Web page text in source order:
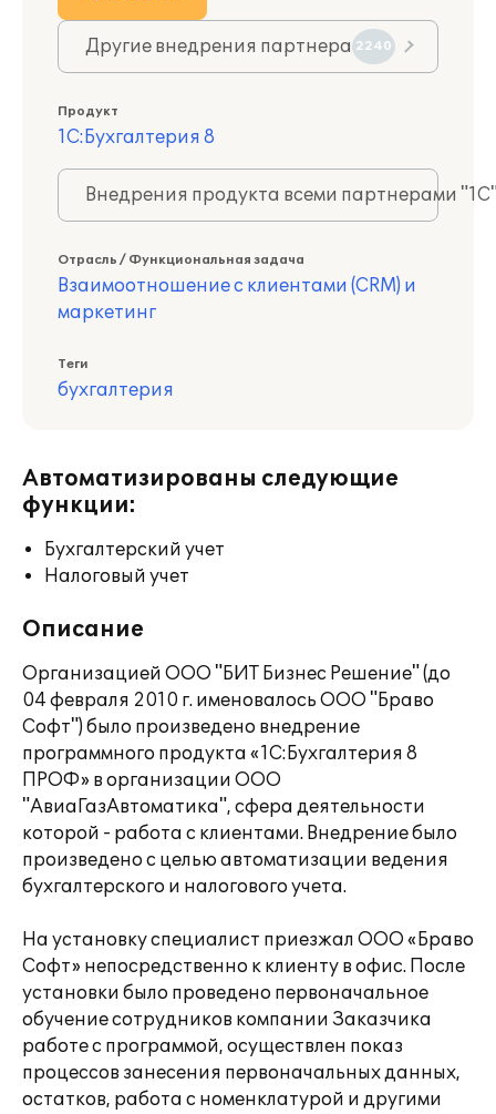
Другие внедрения партнера 2240
Продукт
1С:Бухгалтерия 8
Внедрения продукта всеми партнерами
Отрасль / Функциональная задача
Взаимоотношение с клиентами (CRM) и
маркетинг
Теги
бухгалтерия
Автоматизированы следующие
функции:
Бухгалтерский учет
Налоговый учет
Описание
Организацией ООО "БИТ Бизнес Решение" (до
04 февраля 2010 г. именовалось ООО "Браво
Софт") было произведено внедрение
программного продукта «1С:Бухгалтерия 8
ПРОФ» в организации ООО
"АвиаГазАвтоматика", сфера деятельности
которой - работа с клиентами. Внедрение было
произведено с целью автоматизации ведения
бухгалтерского и налогового учета.
На установку специалист приезжал ООО «Браво
Софт» непосредственно к клиенту в офис. После
установки было проведено первоначальное
обучение сотрудников компании Заказчика
работе с программой, осуществлен показ
процессов занесения первоначальных данных,
остатков, работа с номенклатурой и другими